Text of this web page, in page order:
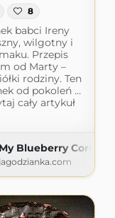
8
babci Ireny
wilgotny i
Przepis
od Marty –
rodziny. Ten
od pokoleń …
cały artykuł
My Blueberry Corner
jagodzianka.com